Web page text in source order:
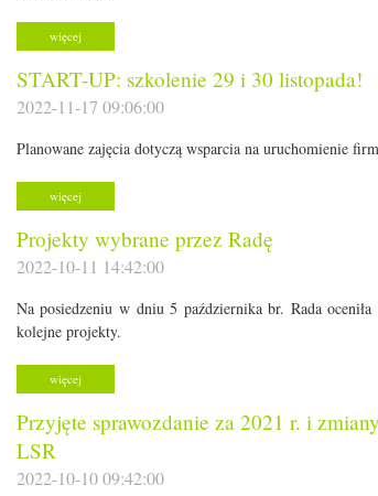
więcej
START-UP: szkolenie 29 i 30 listopada!
2022-11-17 09:06:00
Planowane zajęcia dotyczą wsparcia na uruchomienie
więcej
Projekty wybrane przez Radę
2022-10-11 14:42:00
Na posiedzeniu w dniu 5 października br. Rada oceniła
kolejne projekty.
więcej
Przyjęte sprawozdanie za 2021 r. i
LSR
2022-10-10 09:42:00